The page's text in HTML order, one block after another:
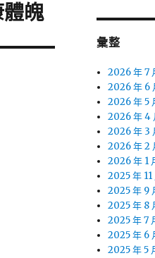
魄
彙整
2026 年 7
2026 年 6
2026 年 5
2026 年 4
2026 年 3
2026 年 2
2026 年 1
2025 年 11
2025 年 9
2025 年 8
2025 年 7
2025 年 6
2025 年 5